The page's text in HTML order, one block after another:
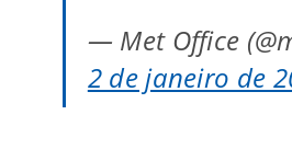
— Met Office
2 de janeiro de